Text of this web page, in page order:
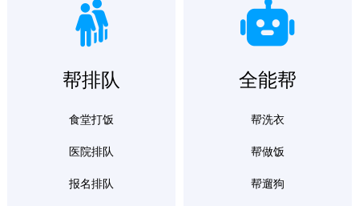
帮排队
食堂打饭
医院排队
报名排队
全能帮
帮洗衣
帮做饭
帮遛狗